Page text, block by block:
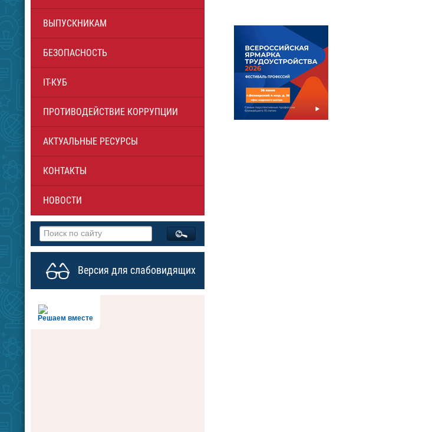
ВЫПУСКНИКАМ
БЕЗОПАСНОСТЬ
IT-КУБ
ПРОТИВОДЕЙСТВИЕ КОРРУПЦИИ
АКТУАЛЬНЫЕ РЕСУРСЫ
КОНТАКТЫ
НОВОСТИ
Версия для слабовидящих
Решаем вместе